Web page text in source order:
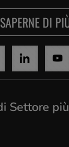
DI
Settore